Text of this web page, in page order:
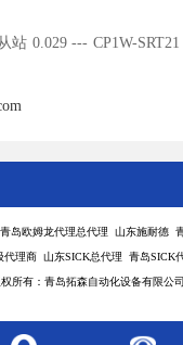
站 0.029 --- CP1W-
岛欧姆龙代理总代理 山东施耐德
代理商 山东SICK总代理 青岛SICK
权所有：青岛拓森自动化设备有限公司